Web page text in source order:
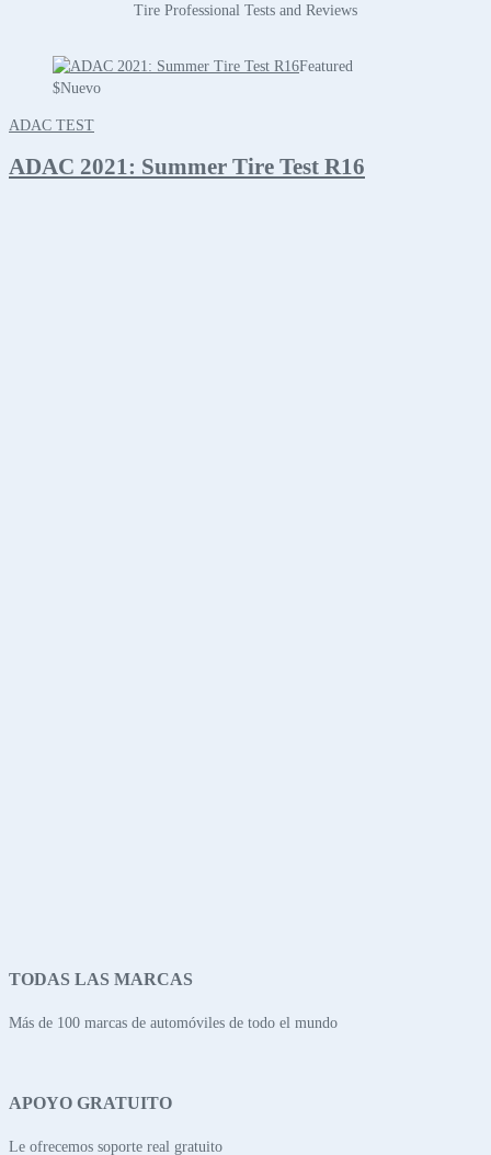
Tire Professional Tests and Reviews
Featured
$Nuevo
ADAC TEST
ADAC 2021: Summer Tire Test R16
TODAS LAS MARCAS
Más de 100 marcas de automóviles de todo el mundo
APOYO GRATUITO
Le ofrecemos soporte real gratuito